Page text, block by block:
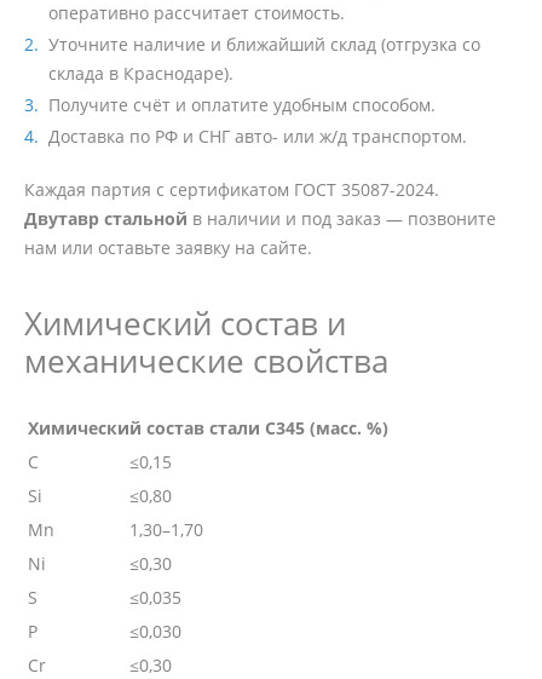
оперативно рассчитает стоимость.
Уточните наличие и ближайший склад (отгрузка со
склада в Краснодаре).
Получите счёт и оплатите удобным способом.
Доставка по РФ и СНГ авто- или ж/д транспортом.
Каждая партия с сертификатом ГОСТ 35087-2024.
Двутавр стальной в наличии и под заказ — позвоните
нам или оставьте заявку на сайте.
Химический состав и
механические свойства
Химический состав стали С345 (масс. %)
C
≤0,15
Si
≤0,80
Mn
1,30–1,70
Ni
≤0,30
S
≤0,035
P
≤0,030
Cr
≤0,30